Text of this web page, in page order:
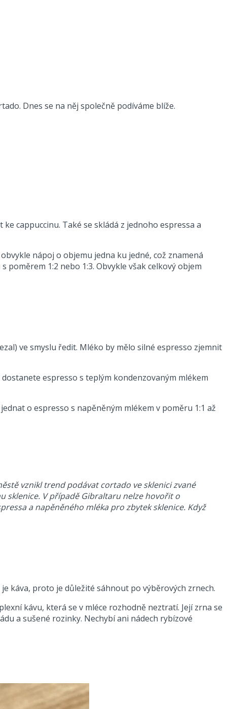
Dnes se na něj společně podíváme blíže.
cappuccinu. Také se skládá z jednoho espressa a
nápoj o objemu jedna ku jedné, což znamená
1:2 nebo 1:3. Obvykle však celkový objem
ve smyslu ředit. Mléko by mělo silné espresso zjemnit
espresso s teplým kondenzovaným mlékem
o espresso s napěněným mlékem v poměru 1:1 až
vznikl trend podávat cortado ve sklenici zvané
sklenice. V případě Gibraltaru nelze hovořit o
a napěněného mléka pro zbytek sklenice. Když
káva, proto je důležité sáhnout po výběrových zrnech.
kávu, která se v mléce rozhodně neztratí. Její zrna se
a sušené rozinky. Nechybí ani nádech rybízové